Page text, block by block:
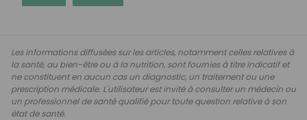
Les informations diffusées sur les articles, notamment celles relatives à
la santé, au bien-être ou à la nutrition, sont fournies à titre indicatif et
ne constituent en aucun cas un diagnostic, un traitement ou une
prescription médicale. L'utilisateur est invité à consulter un médecin ou
un professionnel de santé qualifié pour toute question relative à son
état de santé.